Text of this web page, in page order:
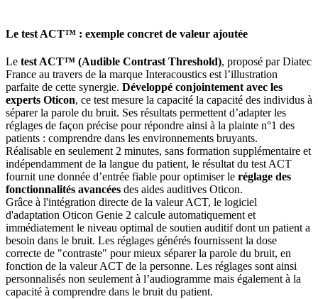
Le test ACT™ : exemple concret de valeur ajoutée
Le test ACT™ (Audible Contrast Threshold), proposé par Diatec
France au travers de la marque Interacoustics est l’illustration
parfaite de cette synergie. Développé conjointement avec les
experts Oticon, ce test mesure la capacité la capacité des individus à
séparer la parole du bruit. Ses résultats permettent d’adapter les
réglages de façon précise pour répondre ainsi à la plainte n°1 des
patients : comprendre dans les environnements bruyants.
Réalisable en seulement 2 minutes, sans formation supplémentaire et
indépendamment de la langue du patient, le résultat du test ACT
fournit une donnée d’entrée fiable pour optimiser le réglage des
fonctionnalités avancées des aides auditives Oticon.
Grâce à l'intégration directe de la valeur ACT, le logiciel
d'adaptation Oticon Genie 2 calcule automatiquement et
immédiatement le niveau optimal de soutien auditif dont un patient a
besoin dans le bruit. Les réglages générés fournissent la dose
correcte de "contraste" pour mieux séparer la parole du bruit, en
fonction de la valeur ACT de la personne. Les réglages sont ainsi
personnalisés non seulement à l’audiogramme mais également à la
capacité à comprendre dans le bruit du patient.